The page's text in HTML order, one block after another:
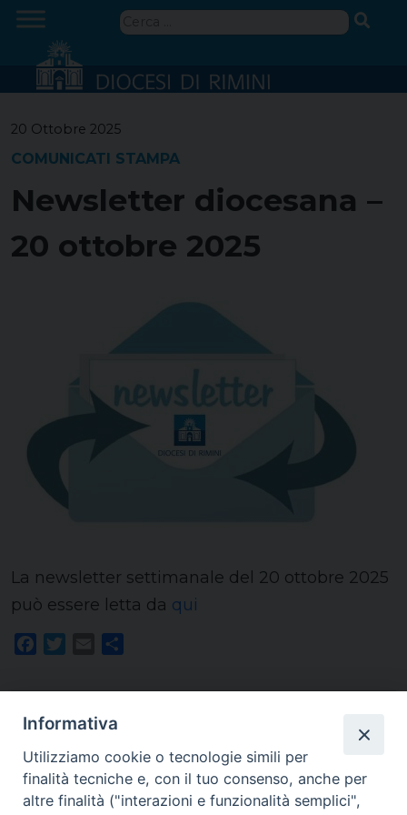
Skip
content
Ricerca
20 Ottobre 2025
COMUNICATI STAMPA
Newsletter diocesana –
20 ottobre 2025
La newsletter settimanale del 20 ottobre 2025
può essere letta da qui
Facebook
Twitter
Email
Homepage
Informativa
Utilizziamo cookie o tecnologie simili per
finalità tecniche e, con il tuo consenso, anche per
altre finalità ("interazioni e funzionalità semplici",